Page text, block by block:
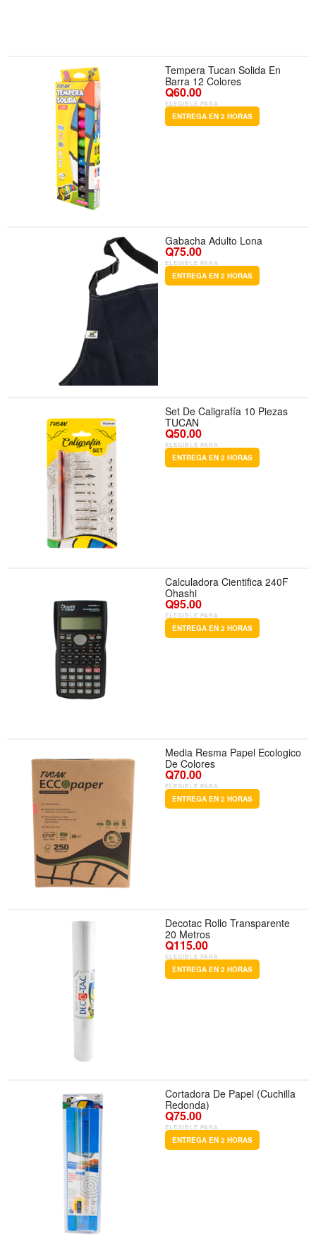
Tempera Tucan Solida En
Barra 12 Colores
Q60.00
ELEGIBLE PARA
ENTREGA EN 2 HORAS
Gabacha Adulto Lona
Q75.00
ELEGIBLE PARA
ENTREGA EN 2 HORAS
Set De Caligrafía 10 Piezas
TUCAN
Q50.00
ELEGIBLE PARA
ENTREGA EN 2 HORAS
Calculadora Cientifica 240F
Ohashi
Q95.00
ELEGIBLE PARA
ENTREGA EN 2 HORAS
Media Resma Papel Ecologico
De Colores
Q70.00
ELEGIBLE PARA
ENTREGA EN 2 HORAS
Decotac Rollo Transparente
20 Metros
Q115.00
ELEGIBLE PARA
ENTREGA EN 2 HORAS
Cortadora De Papel (Cuchilla
Redonda)
Q75.00
ELEGIBLE PARA
ENTREGA EN 2 HORAS